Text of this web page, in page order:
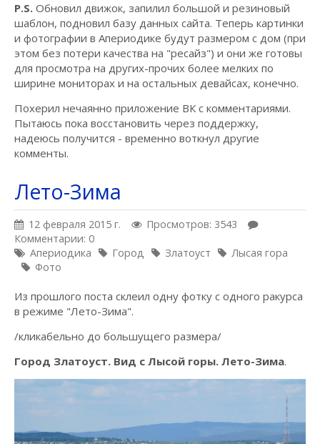
P.S. Обновил движок, запилил большой и резиновый
шаблон, подновил базу данных сайта. Теперь картинки
и фотографии в Апериодике будут размером с дом (при
этом без потери качества на "ресайз") и они же готовы
для просмотра на других-прочих более мелких по
ширине мониторах и на остальных девайсах, конечно.
Похерил нечаянно приложение ВК с комментариями.
Пытаюсь пока восстановить через поддержку,
надеюсь получится - временно воткнул другие
комменты.
Лето-Зима
12 февраля 2015 г.
Просмотров: 3543
Комментарии: 0
Апериодика
Город Златоуст
Лысая гора
Фото
Из прошлого поста склеил одну фотку с одного ракурса
в режиме "Лето-Зима".
/кликабельно до большущего размера/
Город Златоуст. Вид с Лысой горы. Лето-Зима.